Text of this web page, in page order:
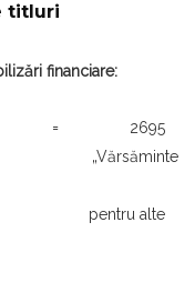
titluri
financiare:
pentru alte